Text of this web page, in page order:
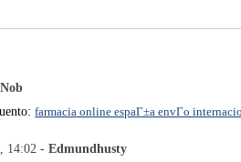
farmacia online espaГ±a envГ­o
14:02 -Edmundhusty